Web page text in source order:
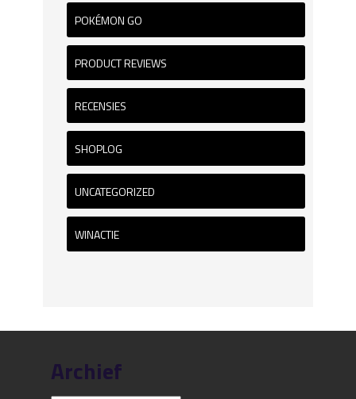
POKÉMON GO
PRODUCT REVIEWS
RECENSIES
SHOPLOG
UNCATEGORIZED
WINACTIE
Archief